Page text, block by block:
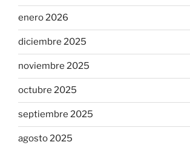
enero 2026
diciembre 2025
noviembre 2025
octubre 2025
septiembre 2025
agosto 2025